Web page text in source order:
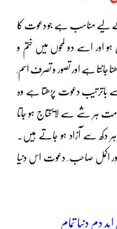
لیے مناسب ہے جو دعوت کا
اور اسے دو لمحوں میں ختم و
جانتا ہے اور تصور و تصرف اسم
باترتیب دعوت پڑھتا ہے وہ
ہر شے سے لایحتاج ہو جاتا
دکھ سے آزاد ہو جاتے ہیں۔
اکمل صاحب ِ دعوت اس دنیا
دم دنیا تمام